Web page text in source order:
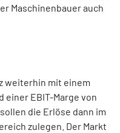
Maschinenbauer auch
weiterhin mit einem
einer EBIT-Marge von
die Erlöse dann im
zulegen. Der Markt